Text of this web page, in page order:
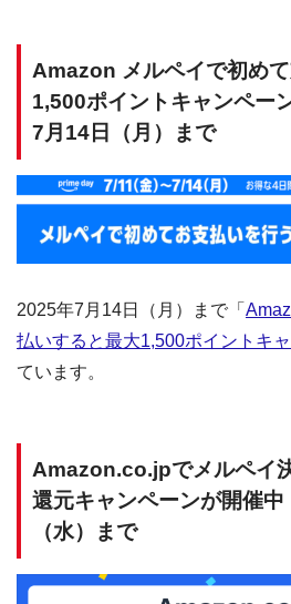
Amazon メルペイで初め
1,500ポイントキャンペー
7月14日（月）まで
2025年7月14日（月）まで「
払いすると最大1,500ポイントキ
ています。
Amazon.co.jpでメルペイ
還元キャンペーンが開催
（水）まで